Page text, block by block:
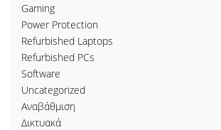
Gaming
Power Protection
Refurbished Laptops
Refurbished PCs
Software
Uncategorized
Αναβάθμιση
Δικτυακά